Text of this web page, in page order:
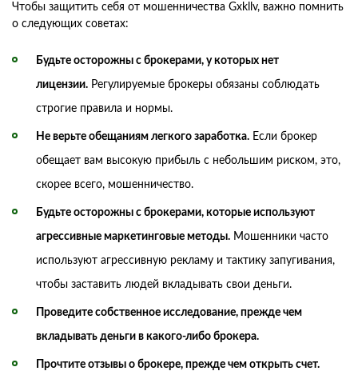
Чтобы защитить себя от мошенничества Gxkllv, важно помнить
о следующих советах:
Будьте осторожны с брокерами, у которых нет
лицензии. Регулируемые брокеры обязаны соблюдать
строгие правила и нормы.
Не верьте обещаниям легкого заработка. Если брокер
обещает вам высокую прибыль с небольшим риском, это,
скорее всего, мошенничество.
Будьте осторожны с брокерами, которые используют
агрессивные маркетинговые методы. Мошенники часто
используют агрессивную рекламу и тактику запугивания,
чтобы заставить людей вкладывать свои деньги.
Проведите собственное исследование, прежде чем
вкладывать деньги в какого-либо брокера.
Прочтите отзывы о брокере, прежде чем открыть счет.